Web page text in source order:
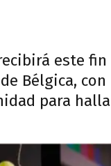
este
de Bélgica,
para